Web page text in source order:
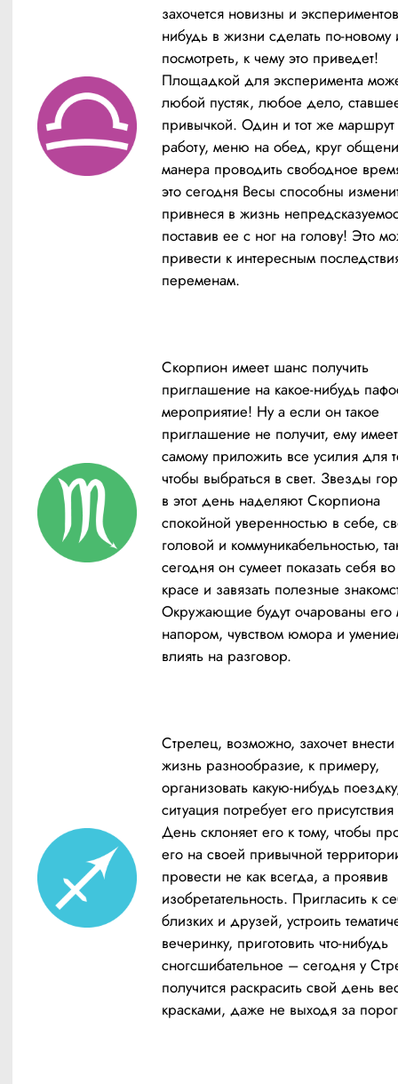
захочется новизны и
нибудь в жизни сделать по-новому
посмотреть, к чему это приведет!
Площадкой для эксперимента
любой пустяк, любое дело,
привычкой. Один и тот же маршрут
работу, меню на обед, круг
манера проводить свободное
это сегодня Весы способны
привнеся в жизнь
поставив ее с ног на голову! Это
привести к интересным
переменам.
Скорпион имеет шанс получить
приглашение на какое-нибудь
мероприятие! Ну а если он такое
приглашение не получит, ему
самому приложить все усилия для
чтобы выбраться в свет. Звезды
в этот день наделяют Скорпиона
спокойной уверенностью в себе,
головой и коммуникабельностью,
сегодня он сумеет показать себя
красе и завязать полезные
Окружающие будут очарованы его
напором, чувством юмора и
влиять на разговор.
Стрелец, возможно, захочет
жизнь разнообразие, к примеру,
организовать какую-нибудь
ситуация потребует его
День склоняет его к тому, чтобы
его на своей привычной
провести не как всегда, а проявив
изобретательность. Пригласить к
близких и друзей, устроить
вечеринку, приготовить что-нибудь
сногсшибательное – сегодня у
получится раскрасить свой день
красками, даже не выходя за